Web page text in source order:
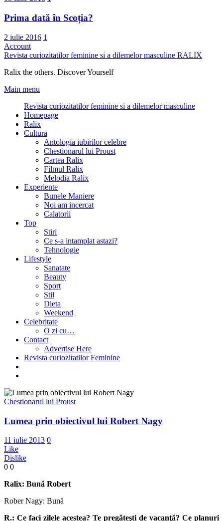
Prima dată în Scoția?
2 iulie 2016 1
Account
Revista curiozitatilor feminine si a dilemelor masculine RALIX
Ralix the others. Discover Yourself
Main menu
Revista curiozitatilor feminine si a dilemelor masculine
Homepage
Ralix
Cultura
Antologia iubirilor celebre
Chestionarul lui Proust
Cartea Ralix
Filmul Ralix
Melodia Ralix
Experiente
Bunele Maniere
Noi am incercat
Calatorii
Top
Stiri
Ce s-a intamplat astazi?
Tehnologie
Lifestyle
Sanatate
Beauty
Sport
Stil
Dieta
Weekend
Celebritate
O zi cu…
Contact
Advertise Here
Revista curiozitatilor Feminine
Chestionarul lui Proust
Lumea prin obiectivul lui Robert Nagy
11 iulie 2013 0
Like
Dislike
0 0
Ralix: Bună Robert
Rober Nagy: Bună
R.: Ce faci zilele acestea? Te pregăteşti de vacanţă? Ce planuri